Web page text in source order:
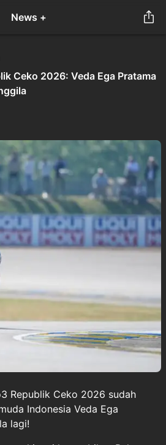
News +
Ceko 2026: Veda Ega Pratama
Republik Ceko 2026 sudah
Indonesia Veda Ega
lagi!